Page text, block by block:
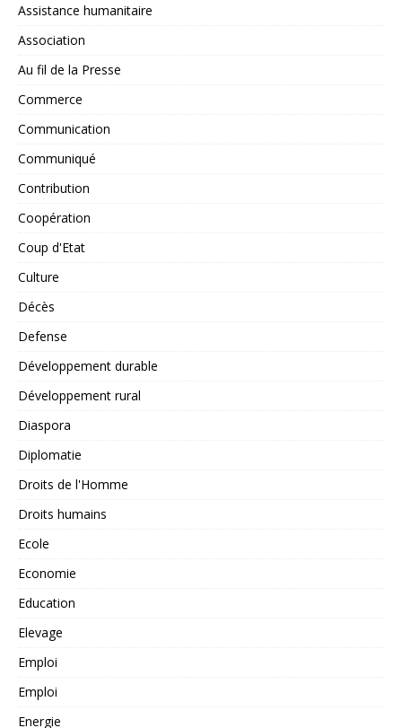
Assistance humanitaire
Association
Au fil de la Presse
Commerce
Communication
Communiqué
Contribution
Coopération
Coup d'Etat
Culture
Décès
Defense
Développement durable
Développement rural
Diaspora
Diplomatie
Droits de l'Homme
Droits humains
Ecole
Economie
Education
Elevage
Emploi
Emploi
Energie